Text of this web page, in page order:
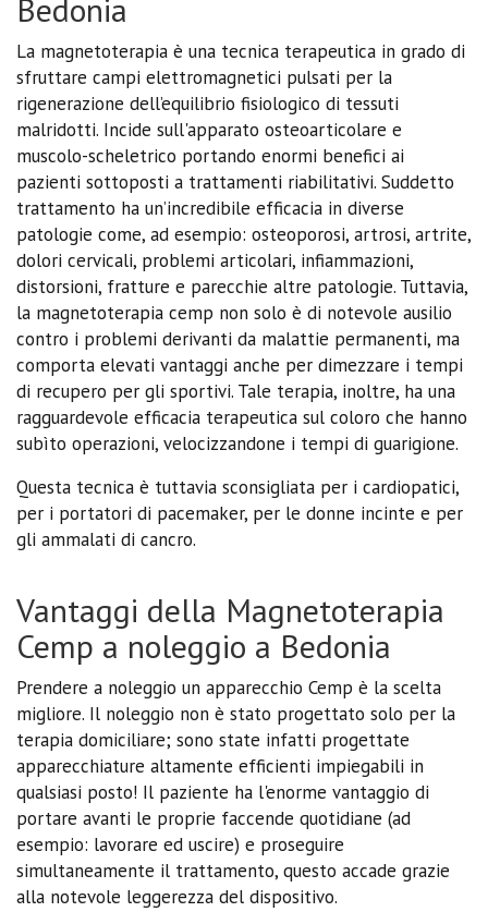
Bedonia
La magnetoterapia è una tecnica terapeutica in grado di
sfruttare campi elettromagnetici pulsati per la
rigenerazione dell’equilibrio fisiologico di tessuti
malridotti. Incide sull'apparato osteoarticolare e
muscolo-scheletrico portando enormi benefici ai
pazienti sottoposti a trattamenti riabilitativi. Suddetto
trattamento ha un’incredibile efficacia in diverse
patologie come, ad esempio: osteoporosi, artrosi, artrite,
dolori cervicali, problemi articolari, infiammazioni,
distorsioni, fratture e parecchie altre patologie. Tuttavia,
la magnetoterapia cemp non solo è di notevole ausilio
contro i problemi derivanti da malattie permanenti, ma
comporta elevati vantaggi anche per dimezzare i tempi
di recupero per gli sportivi. Tale terapia, inoltre, ha una
ragguardevole efficacia terapeutica sul coloro che hanno
subìto operazioni, velocizzandone i tempi di guarigione.
Questa tecnica è tuttavia sconsigliata per i cardiopatici,
per i portatori di pacemaker, per le donne incinte e per
gli ammalati di cancro.
Vantaggi della Magnetoterapia
Cemp a noleggio a Bedonia
Prendere a noleggio un apparecchio Cemp è la scelta
migliore. Il noleggio non è stato progettato solo per la
terapia domiciliare; sono state infatti progettate
apparecchiature altamente efficienti impiegabili in
qualsiasi posto! Il paziente ha l'enorme vantaggio di
portare avanti le proprie faccende quotidiane (ad
esempio: lavorare ed uscire) e proseguire
simultaneamente il trattamento, questo accade grazie
alla notevole leggerezza del dispositivo.